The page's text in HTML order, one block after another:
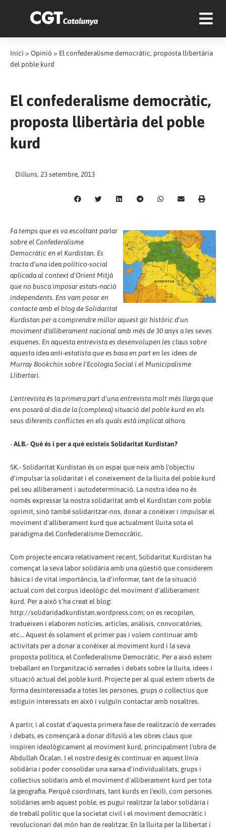
Inici > Opinió > El confederalisme democràtic, proposta llibertària
del poble kurd
El confederalisme democràtic,
proposta llibertària del poble
kurd
Dilluns, 23 setembre, 2013
Fa temps que es va escoltant parlar
sobre el Confederalisme
Democràtic en el Kurdistan. Es
tracta d'una idea político-social
aplicada al context d'Orient Mitjà
que no busca imposar estats-nació
independents. Ens vam posar en
contacte amb el blog de Solidaritat
Kurdistan per a comprendre millor aquest gir històric d'un
moviment d'alliberament nacional amb més de 30 anys a les seves
esquenes. En aquesta entrevista es desenvolupen les claus sobre
aquesta idea anti-estatista que es basa en part en les idees de
Murray Bookchin sobre l'Ecologia Social i el Municipalisme
Llibertari.
L'entrevista és la primera part d'una entrevista molt més llarga que
ens posarà al dia de la (complexa) situació del poble kurd en els
seus diferents conflictes en els quals està implicat alhora.
-ALB.- Què és i per a què existeix Solidaritat Kurdistan?
SK.- Solidaritat Kurdistan és un espai que neix amb l'objectiu
d'impulsar la solidaritat i el coneixement de la lluita del poble kurd
pel seu alliberament i autodeterminació. La nostra idea no és
només expressar la nostra solidaritat amb el Kurdistan com poble
oprimit, sinó també solidaritzar-nos, donar a conèixer i impulsar el
moviment d'alliberament kurd que actualment lluita sota el
paradigma del Confederalisme Democràtic.
Com projecte encara relativament recent, Solidaritat Kurdistan ha
començat la seva labor solidària amb una qüestió que considerem
bàsica i de vital importància, la d'informar, tant de la situació
actual com del corpus ideològic del moviment d'alliberament
kurd. Per a això s'ha creat el blog:
http://solidaridadkurdistan.wordpress.com; on es recopilen,
tradueixen i elaboren notícies, articles, anàlisis, convocatòries,
etc... Aquest és solament el primer pas i volem continuar amb
activitats per a donar a conèixer al moviment kurd i la seva
proposta política, el Confederalisme Democràtic. Per a això estem
treballant en l'organització xerrades i debats sobre la lluita, idees i
situació actual del poble kurd. Projecte per al qual estem oberts de
forma desinteressada a totes les persones, grups o col·lectius que
estiguin interessats en això i vulguin contactar amb nosaltres.
A partir, i al costat d'aquesta primera fase de realització de xerrades
i debats, es començarà a donar difusió a les obres claus que
inspiren ideològicament al moviment kurd, principalment l'obra de
Abdullah Öcalan. I el nostre desig és continuar en aquest línia
solidària i poder consolidar una xarxa d'individualitats, grups i
col·lectius solidaris amb el moviment d'alliberament kurd per tota
la geografia. Perquè coordinats, tant kurds en l'exili, com persones
solidàries amb aquest poble, es pugui realitzar la labor solidària i
de treball polític que la societat civil i el moviment democràtic i
revolucionari del món han de realitzar. En la lluita per la llibertat i